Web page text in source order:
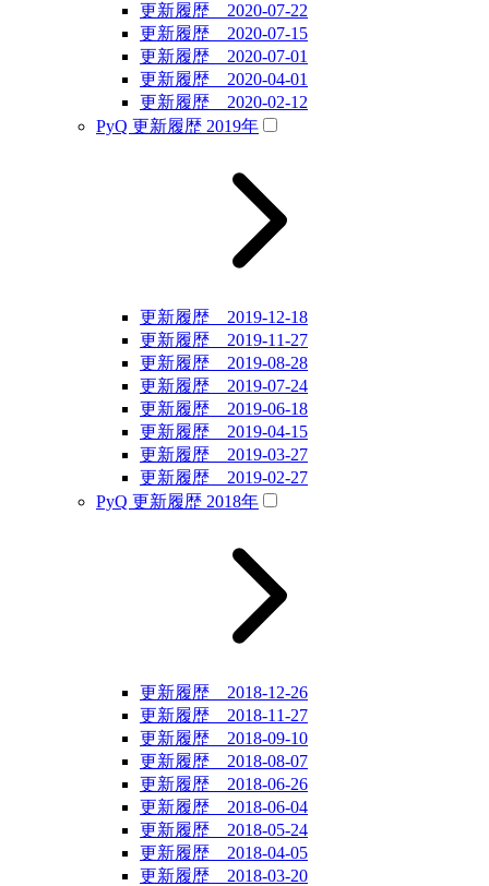
更新履歴 2020-07-22
更新履歴 2020-07-15
更新履歴 2020-07-01
更新履歴 2020-04-01
更新履歴 2020-02-12
PyQ 更新履歴 2019年
更新履歴 2019-12-18
更新履歴 2019-11-27
更新履歴 2019-08-28
更新履歴 2019-07-24
更新履歴 2019-06-18
更新履歴 2019-04-15
更新履歴 2019-03-27
更新履歴 2019-02-27
PyQ 更新履歴 2018年
更新履歴 2018-12-26
更新履歴 2018-11-27
更新履歴 2018-09-10
更新履歴 2018-08-07
更新履歴 2018-06-26
更新履歴 2018-06-04
更新履歴 2018-05-24
更新履歴 2018-04-05
更新履歴 2018-03-20